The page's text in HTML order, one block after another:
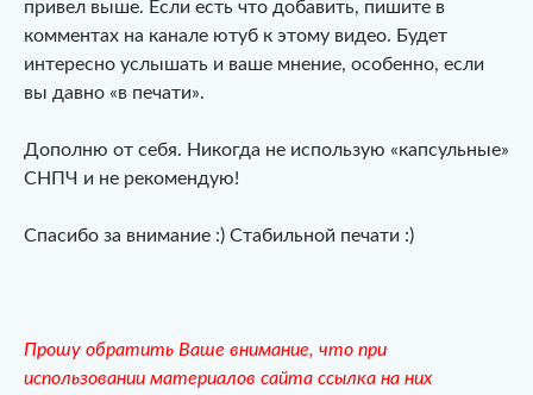
привел выше. Если есть что добавить, пишите в
комментах на канале ютуб к этому видео. Будет
интересно услышать и ваше мнение, особенно, если
вы давно «в печати».
Дополню от себя. Никогда не использую «капсульные»
СНПЧ и не рекомендую!
Спасибо за внимание :) Стабильной печати :)
Прошу обратить Ваше внимание, что при
использовании материалов сайта ссылка на них